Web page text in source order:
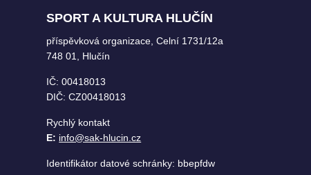
SPORT A KULTURA HLUČÍN
příspěvková organizace, Celní 1731/12a
748 01, Hlučín
IČ: 00418013
DIČ: CZ00418013
Rychlý kontakt
E: info@sak-hlucin.cz
Identifikátor datové schránky: bbepfdw